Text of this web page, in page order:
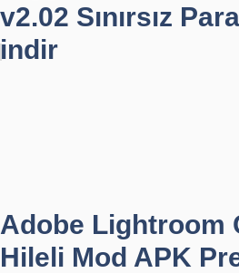
v2.02 Sınırsız
indir
Adobe Lightroom
Hileli Mod APK